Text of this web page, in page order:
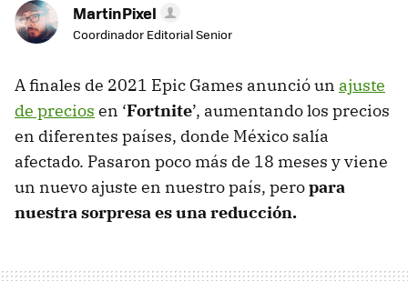
MartinPixel
Coordinador Editorial Senior
A finales de 2021 Epic Games anunció un ajuste
de precios en ‘Fortnite’, aumentando los precios
en diferentes países, donde México salía
afectado. Pasaron poco más de 18 meses y viene
un nuevo ajuste en nuestro país, peropara
nuestra sorpresa es una reducción.